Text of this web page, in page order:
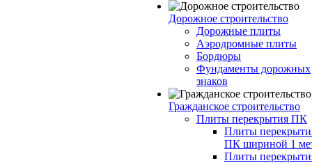
Дорожное строительство
Дорожные плиты
Аэродромные плиты
Бордюры
Фундаменты дорожных
знаков
Гражданское строительство
Плиты перекрытия ПК
Плиты
ПК шириной 1
Плиты